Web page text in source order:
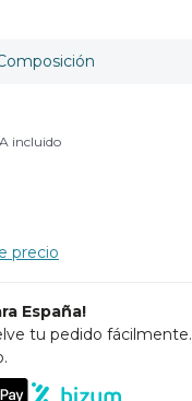
incluido
precio
España!
tu pedido fácilmente.